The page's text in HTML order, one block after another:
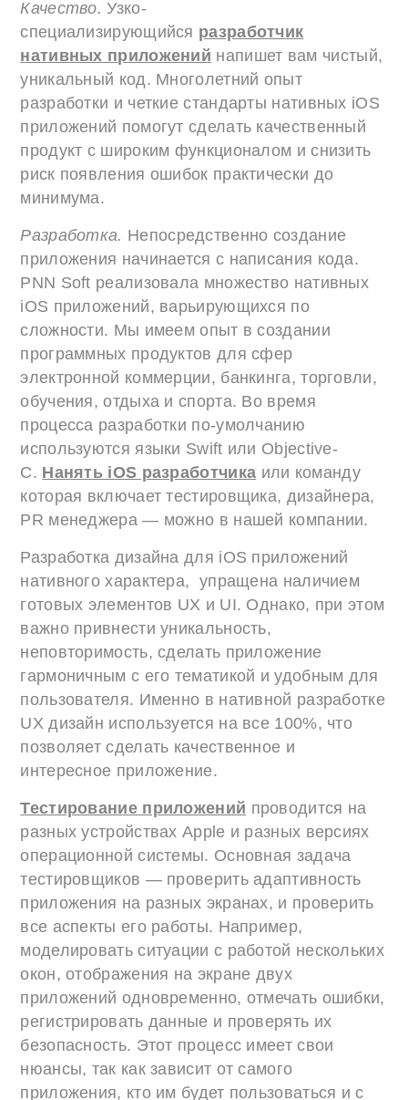
Качество. Узко-
специализирующийся разработчик
нативных приложений напишет вам чистый,
уникальный код. Многолетний опыт
разработки и четкие стандарты нативных iOS
приложений помогут сделать качественный
продукт с широким функционалом и снизить
риск появления ошибок практически до
минимума.
Разработка. Непосредственно создание
приложения начинается с написания кода.
PNN Soft реализовала множество нативных
iOS приложений, варьирующихся по
сложности. Мы имеем опыт в создании
программных продуктов для сфер
электронной коммерции, банкинга, торговли,
обучения, отдыха и спорта. Во время
процесса разработки по-умолчанию
используются языки Swift или Objective-
C. Нанять iOS разработчика или команду
которая включает тестировщика, дизайнера,
PR менеджера — можно в нашей компании.
Разработка дизайна для iOS приложений
нативного характера, упращена наличием
готовых элементов UX и UI. Однако, при этом
важно привнести уникальность,
неповторимость, сделать приложение
гармоничным с его тематикой и удобным для
пользователя. Именно в нативной разработке
UX дизайн используется на все 100%, что
позволяет сделать качественное и
интересное приложение.
Тестирование приложений проводится на
разных устройствах Apple и разных версиях
операционной системы. Основная задача
тестировщиков — проверить адаптивность
приложения на разных экранах, и проверить
все аспекты его работы. Например,
моделировать ситуации с работой нескольких
окон, отображения на экране двух
приложений одновременно, отмечать ошибки,
регистрировать данные и проверять их
безопасность. Этот процесс имеет свои
нюансы, так как зависит от самого
приложения, кто им будет пользоваться и с